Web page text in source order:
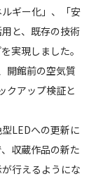
規約
ギー化」、「安
と、既存の技術
実現しました。
開館前の空気質
クアップ検証と
LEDへの更新に
収蔵作品の新た
行えるようにな